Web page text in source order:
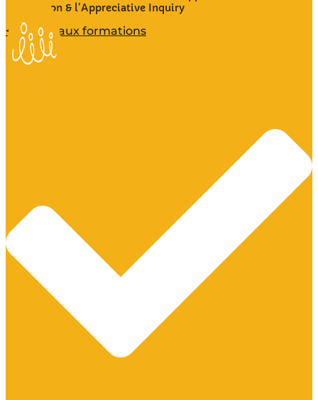
Solution & l’Appreciative Inquiry
< Retour aux formations